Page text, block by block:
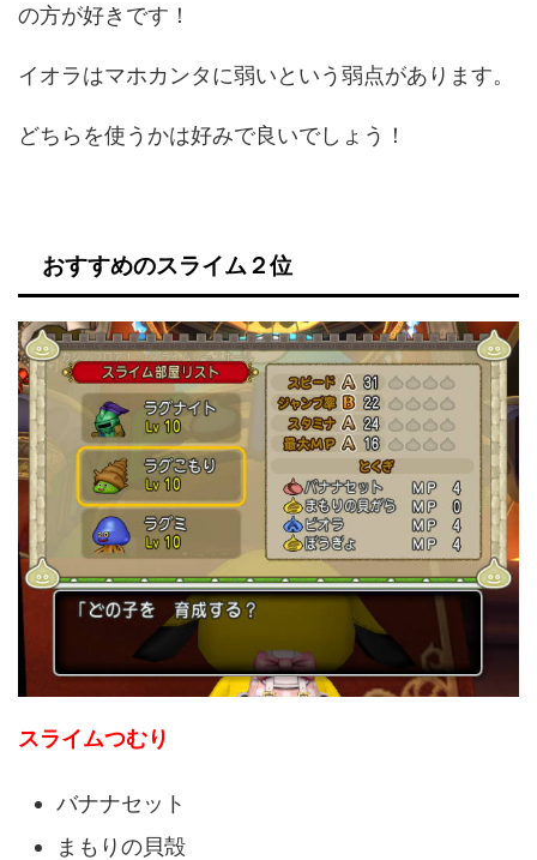
の方が好きです！
イオラはマホカンタに弱いという弱点があります。
どちらを使うかは好みで良いでしょう！
おすすめのスライム２位
スライムつむり
バナナセット
まもりの貝殻